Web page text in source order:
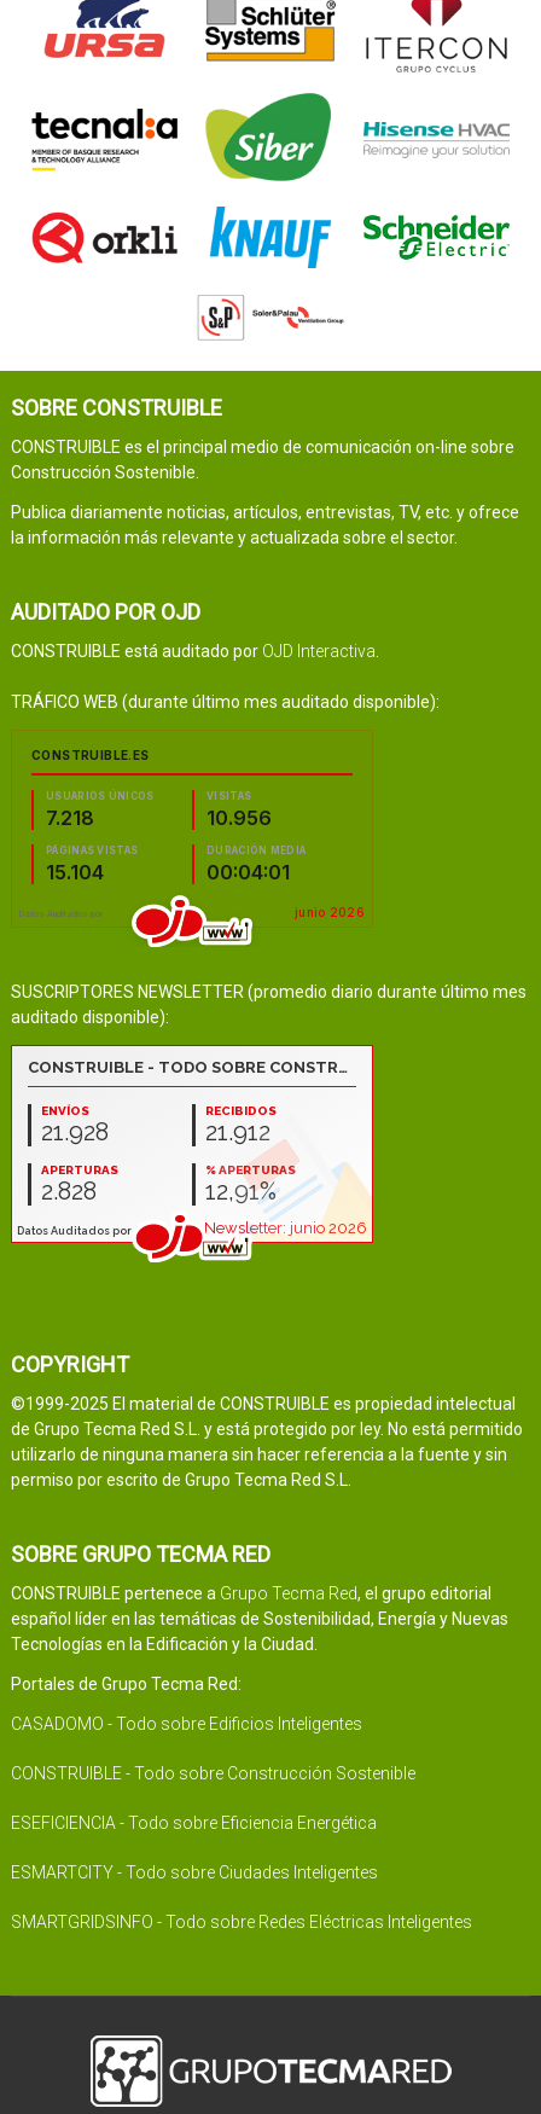
SOBRE CONSTRUIBLE
CONSTRUIBLE es el principal medio de comunicación on-line sobre
Construcción Sostenible.
Publica diariamente noticias, artículos, entrevistas, TV, etc. y ofrece
la información más relevante y actualizada sobre el sector.
AUDITADO POR OJD
CONSTRUIBLE está auditado por OJD Interactiva
TRÁFICO WEB (durante último mes auditado disponible):
SUSCRIPTORES NEWSLETTER (promedio diario durante último mes
auditado disponible):
COPYRIGHT
©1999-2025 El material de CONSTRUIBLE es propiedad intelectual
de Grupo Tecma Red S.L. y está protegido por ley. No está permitido
utilizarlo de ninguna manera sin hacer referencia a la fuente y sin
permiso por escrito de Grupo Tecma Red S.L.
SOBRE GRUPO TECMA RED
CONSTRUIBLE pertenece a Grupo Tecma Red, el grupo editorial
español líder en las temáticas de Sostenibilidad, Energía y Nuevas
Tecnologías en la Edificación y la Ciudad.
Portales de Grupo Tecma Red:
CASADOMO - Todo sobre Edificios Inteligentes
CONSTRUIBLE - Todo sobre Construcción Sostenible
ESEFICIENCIA - Todo sobre Eficiencia Energética
ESMARTCITY - Todo sobre Ciudades Inteligentes
SMARTGRIDSINFO - Todo sobre Redes Eléctricas Inteligentes